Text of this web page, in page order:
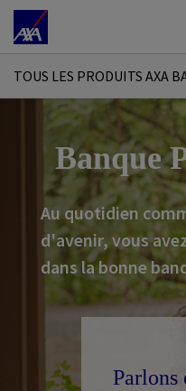
Accéder au Contenu
TOUS LES PRODUITS AXA
Compte bancaire
Carte bancaire
Crédit
Epargne
Bourse
Application mobile
Banque
Au quotidien
d'avenir, vous
dans la bonne
Parlons